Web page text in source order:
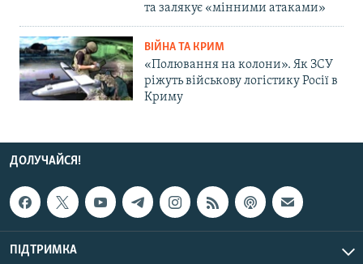
та залякує «мінними атаками»
ВІЙНА ТА КРИМ
«Полювання на колони». Як ЗСУ
ріжуть військову логістику Росії в
Криму
ДОЛУЧАЙСЯ!
ПІДТРИМКА